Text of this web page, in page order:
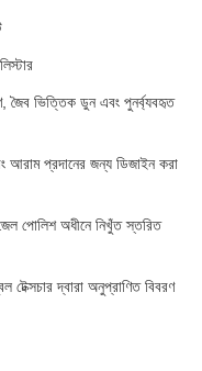
জৈব ভিত্তিক ডুন এবং পুনর্ব্যবহৃত
প্রদানের জন্য ডিজাইন করা
পোলিশ অধীনে নিখুঁত স্তরিত
দ্বারা অনুপ্রাণিত বিবরণ